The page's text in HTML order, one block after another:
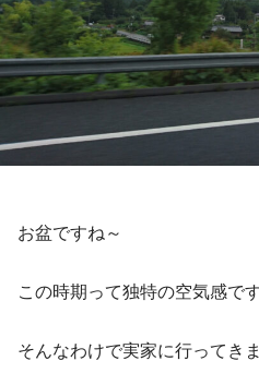
お盆ですね～
この時期って独特の空気感です
そんなわけで実家に行ってきま